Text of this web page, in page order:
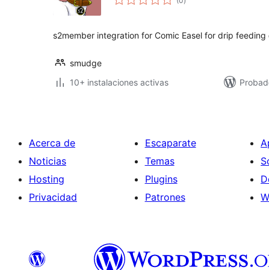
de
s2member integration for Comic Easel for drip
smudge
10+ instalaciones activas
Acerca de
Noticias
Hosting
Privacidad
Escaparate
Temas
Plugins
Patrones